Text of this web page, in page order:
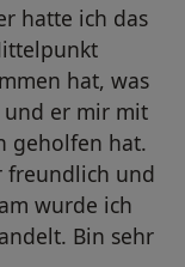
hatte ich das
hat, was
und er mir mit
geholfen hat.
freundlich und
wurde ich
Bin sehr